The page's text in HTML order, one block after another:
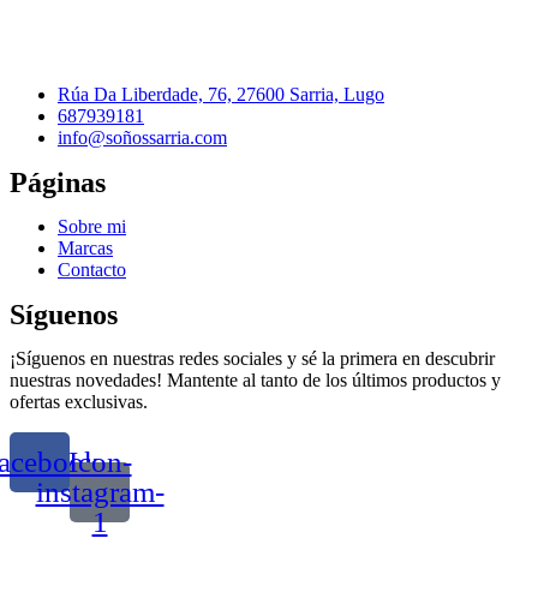
Rúa Da Liberdade, 76, 27600 Sarria, Lugo
687939181
info@soñossarria.com
Páginas
Sobre mi
Marcas
Contacto
Síguenos
¡Síguenos en nuestras redes sociales y sé la primera en descubrir
nuestras novedades! Mantente al tanto de los últimos productos y
ofertas exclusivas.
Icon-
instagram-
1